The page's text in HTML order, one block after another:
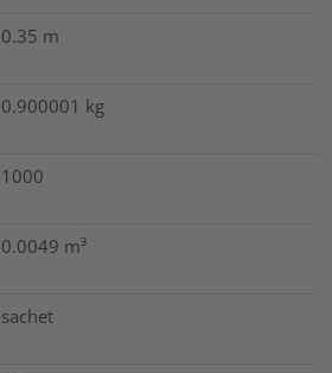
0.35 m
0.900001 kg
1000
0.0049 m³
sachet